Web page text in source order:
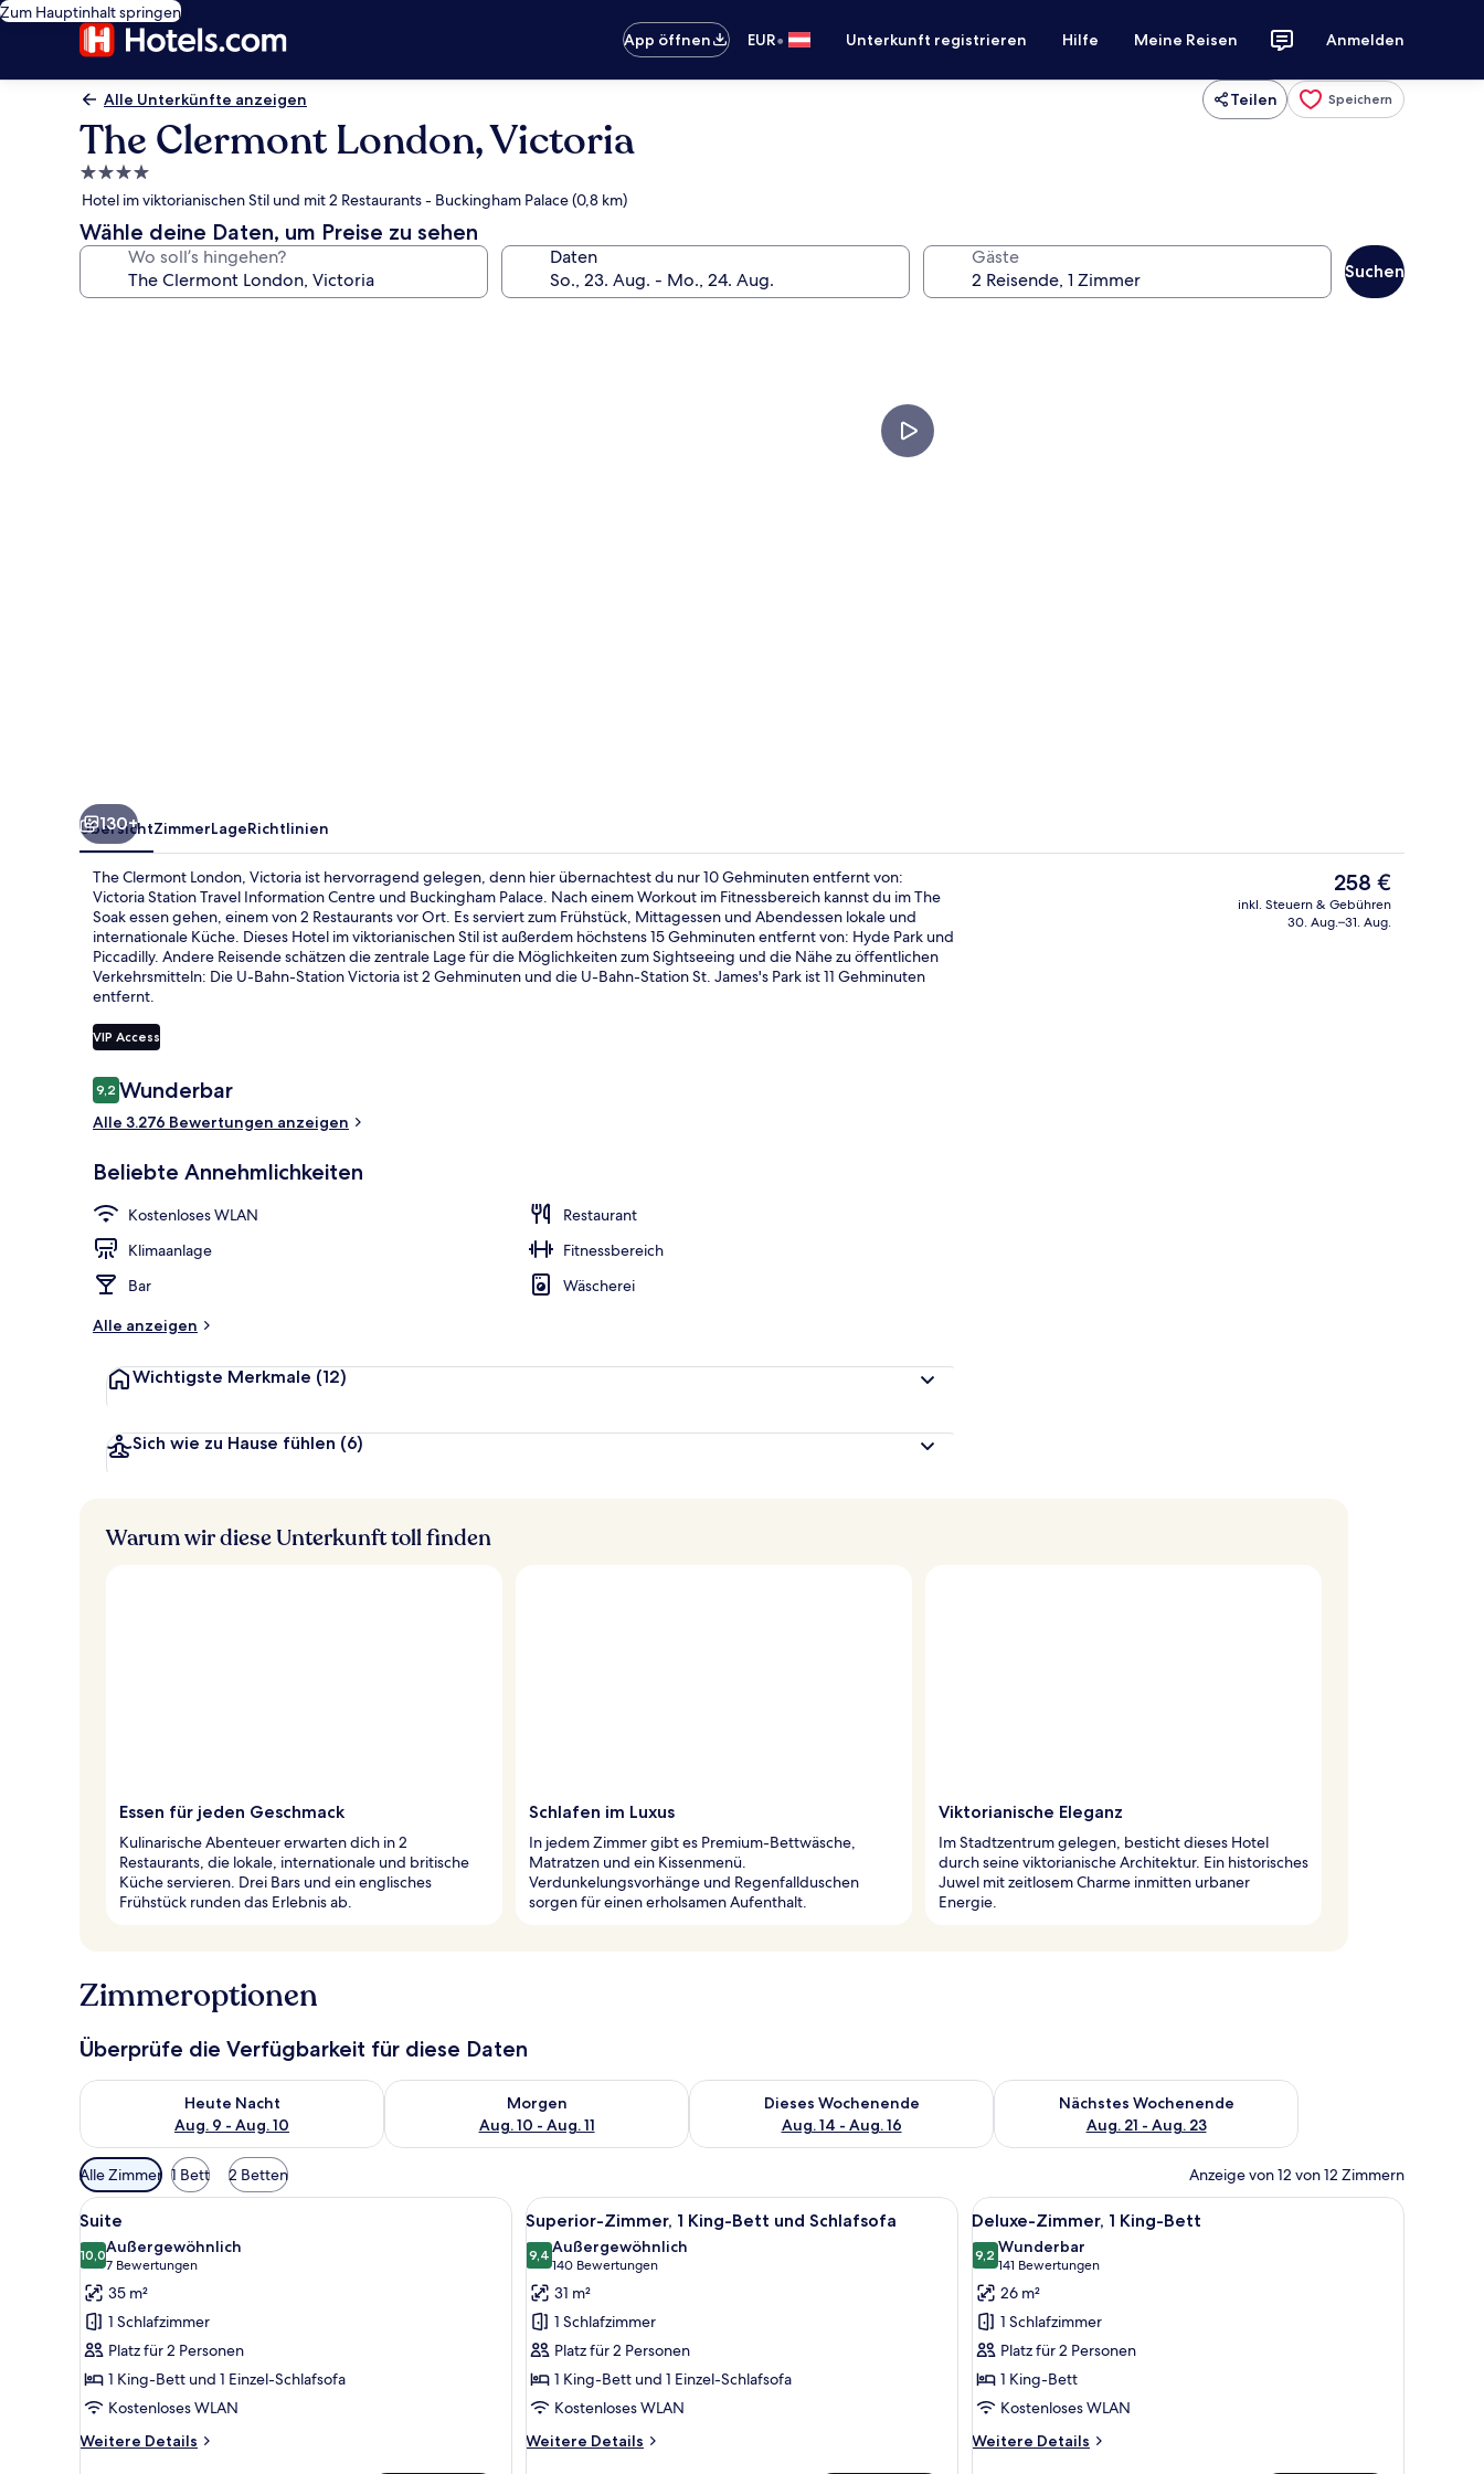
Zum Hauptinhalt springen
App öffnen
EUR• Unterkunft registrieren Hilfe Meine Reisen Anmelden
Alle Unterkünfte anzeigen Teilen Speichern
The Clermont London, Victoria
4.0-
Sterne-
Unterkunft
Hotel im viktorianischen Stil und mit 2 Restaurants - Buckingham Palace (0,8 km)
Wähle deine Daten, um Preise zu sehen
Wo soll’s hingehen? Daten Gäste
Suchen
Ausstattung der Unterkunft
130+
ÜbersichtZimmerLageRichtlinien
The Clermont London, Victoria ist hervorragend gelegen, denn hier übernachtest du nur 10 Gehminuten entfernt von:
Victoria Station Travel Information Centre und Buckingham Palace. Nach einem Workout im Fitnessbereich kannst du im The
Soak essen gehen, einem von 2 Restaurants vor Ort. Es serviert zum Frühstück, Mittagessen und Abendessen lokale und
internationale Küche. Dieses Hotel im viktorianischen Stil ist außerdem höchstens 15 Gehminuten entfernt von: Hyde Park und
Piccadilly. Andere Reisende schätzen die zentrale Lage für die Möglichkeiten zum Sightseeing und die Nähe zu öffentlichen
Verkehrsmitteln: Die U-Bahn-Station Victoria ist 2 Gehminuten und die U-Bahn-Station St. James's Park ist 11 Gehminuten
entfernt.
VIP Access
Bewertungen
9,29,2 von 10.
Wunderbar
Alle 3.276 Bewertungen anzeigen
Beliebte Annehmlichkeiten
Kostenloses WLAN
Restaurant
Klimaanlage
Fitnessbereich
Bar
Wäscherei
Alle anzeigen
Wichtigste Merkmale (12)
Sich wie zu Hause fühlen (6)
Der
aktuelle
Preis
258 €
inkl. Steuern & Gebühren
30. Aug.–31. Aug.
Warum wir diese Unterkunft toll finden
Essen für jeden Geschmack
Kulinarische Abenteuer erwarten dich in 2
Restaurants, die lokale, internationale und britische
Küche servieren. Drei Bars und ein englisches
Frühstück runden das Erlebnis ab.
Schlafen im Luxus
In jedem Zimmer gibt es Premium-Bettwäsche,
Matratzen und ein Kissenmenü.
Verdunkelungsvorhänge und Regenfallduschen
sorgen für einen erholsamen Aufenthalt.
Viktorianische Eleganz
Im Stadtzentrum gelegen, besticht dieses Hotel
durch seine viktorianische Architektur. Ein historisches
Juwel mit zeitlosem Charme inmitten urbaner
Energie.
Zimmeroptionen
Überprüfe die Verfügbarkeit für diese Daten
Heute Nacht
Aug. 9 - Aug. 10
Überprüfe die Verfügbarkeit für heute Nacht, Aug. 9 - Aug. 10.
Morgen
Aug. 10 - Aug. 11
Überprüfe die Verfügbarkeit für morgen, Aug. 10 - Aug. 11.
Dieses Wochenende
Aug. 14 - Aug. 16
Überprüfe die Verfügbarkeit für dieses Wochenende, Aug. 14 - Aug. 16.
Nächstes Wochenende
Aug. 21 - Aug. 23
Überprüfe die Verfügbarkeit für nächstes Wochenende, Aug.
Verfügbare
Filter
für
Zimmer
Alle Zimmer 1 Bett 2 Betten Anzeige von 12 von 12 Zimmern
Alle
Fotos
für
Suite
anzeigen
Ein Hotelzimmer mit Bett, Schreibtisch, Sofa, Spiegel und Bildern an der Wand.
6
Suite
10,010,0 von 10
Außergewöhnlich
7 Bewertungen
(7
Bewertungen)
35 m²
1 Schlafzimmer
Platz für 2 Personen
1 King-Bett und 1 Einzel-Schlafsofa
Kostenloses WLAN
Weitere Details
Weitere
Alle
Fotos
für
Superior-
Zimmer,
1 King-
Bett
und
Schlafsofa
anzeigen
Ein Hotelzimmer mit Bett, Sofa, Nachttisch, Lampe und Pflanze.
7
Superior-Zimmer, 1 King-Bett und Schlafsofa
9,49,4 von 10
Außergewöhnlich
140 Bewertungen
(140
Bewertungen)
31 m²
1 Schlafzimmer
Platz für 2 Personen
1 King-Bett und 1 Einzel-Schlafsofa
Kostenloses WLAN
Weitere Details
Weitere
Alle
Fotos
für
Deluxe-
Zimmer,
1 King-
Bett
anzeigen
Ein Hotelzimmer mit Bett, Sessel, kleinem
6
Deluxe-Zimmer, 1 King-Bett
9,29,2 von 10
Wunderbar
141 Bewertungen
(141
Bewertungen)
26 m²
1 Schlafzimmer
Platz für 2 Personen
1 King-Bett
Kostenloses WLAN
Weitere Details
Weitere